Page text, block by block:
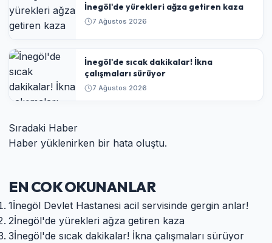
İnegöl'de yürekleri ağza getiren kaza
7 Ağustos 2026
İnegöl'de sıcak dakikalar! İkna
çalışmaları sürüyor
7 Ağustos 2026
Sıradaki Haber
Haber yüklenirken bir hata oluştu.
EN COK OKUNANLAR
1İnegöl Devlet Hastanesi acil servisinde gergin anlar!
2İnegöl'de yürekleri ağza getiren kaza
3İnegöl'de sıcak dakikalar! İkna çalışmaları sürüyor